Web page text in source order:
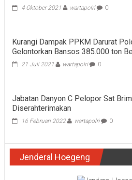
4 Oktober 2021 wartapolri 0
Kurangi Dampak PPKM Darurat
Gelontorkan Bansos 385.000 ton
21 Juli 2021 wartapolri 0
Jabatan Danyon C Pelopor Sat
Diserahterimakan
16 Februari 2022 wartapolri 0
Jenderal Hoegeng